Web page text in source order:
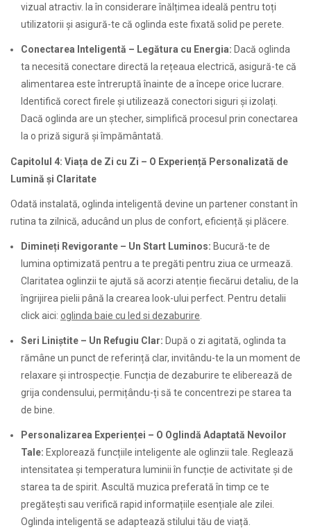
vizual atractiv. Ia în considerare înălțimea ideală pentru toți
utilizatorii și asigură-te că oglinda este fixată solid pe perete.
Conectarea Inteligentă – Legătura cu Energia: Dacă oglinda
ta necesită conectare directă la rețeaua electrică, asigură-te că
alimentarea este întreruptă înainte de a începe orice lucrare.
Identifică corect firele și utilizează conectori siguri și izolați.
Dacă oglinda are un ștecher, simplifică procesul prin conectarea
la o priză sigură și împământată.
Capitolul 4: Viața de Zi cu Zi – O Experiență Personalizată de
Lumină și Claritate
Odată instalată, oglinda inteligentă devine un partener constant în
rutina ta zilnică, aducând un plus de confort, eficiență și plăcere.
Dimineți Revigorante – Un Start Luminos: Bucură-te de
lumina optimizată pentru a te pregăti pentru ziua ce urmează.
Claritatea oglinzii te ajută să acorzi atenție fiecărui detaliu, de la
îngrijirea pielii până la crearea look-ului perfect. Pentru detalii
click aici: oglinda baie cu led si dezaburire
Seri Liniștite – Un Refugiu Clar: După o zi agitată, oglinda ta
rămâne un punct de referință clar, invitându-te la un moment de
relaxare și introspecție. Funcția de dezaburire te eliberează de
grija condensului, permițându-ți să te concentrezi pe starea ta
de bine.
Personalizarea Experienței – O Oglindă Adaptată Nevoilor
Tale: Explorează funcțiile inteligente ale oglinzii tale. Reglează
intensitatea și temperatura luminii în funcție de activitate și de
starea ta de spirit. Ascultă muzica preferată în timp ce te
pregătești sau verifică rapid informațiile esențiale ale zilei.
Oglinda inteligentă se adaptează stilului tău de viață.